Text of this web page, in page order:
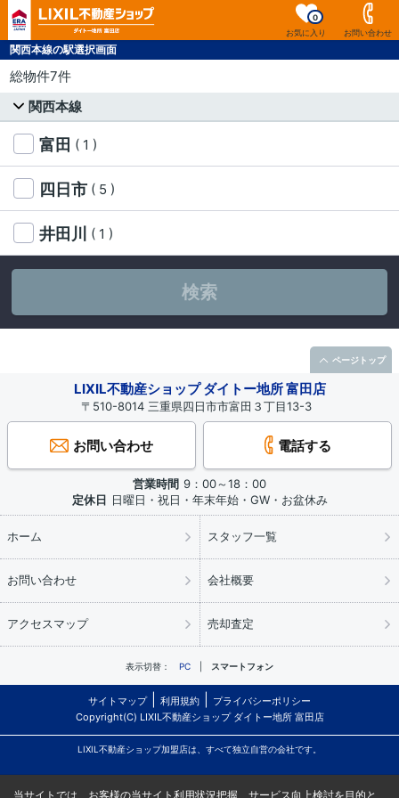
お気に入り
0
お問い合わせ
関西本線の駅選択画面
総物件7件
関西本線
富田 ( 1 )
四日市 ( 5 )
井田川 ( 1 )
検索
LIXIL不動産ショップ ダイトー地所 富田店
〒510-8014 三重県四日市市富田３丁目13-3
お問い合わせ 電話する
営業時間 9：00～18：00
定休日 日曜日・祝日・年末年始・GW・お盆休み
ホーム スタッフ一覧
お問い合わせ 会社概要
アクセスマップ 売却査定
表示切替： PC スマートフォン
サイトマップ 利用規約
プライバシーポリシー
Copyright(C) LIXIL不動産ショップ ダイトー地所 富田店
LIXIL不動産ショップ加盟店は、すべて独立自営の会社です。
ページトップ
当サイトでは、お客様の当サイト利用状況把握、サービス向上検討を目的と